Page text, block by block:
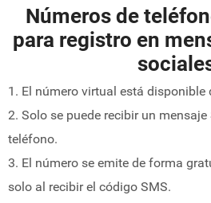
Números de
para registro en
1. El número virtual está disponible
2. Solo se puede recibir un
teléfono.
3. El número se emite de forma
solo al recibir el código SMS.